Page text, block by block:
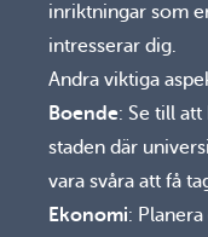
inriktningar som
intresserar dig.
Andra viktiga
Boende: Se till
staden där
vara svåra att få
Ekonomi: